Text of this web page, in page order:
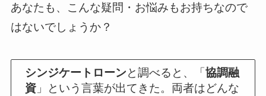
あなたも、こんな疑問・お悩みもお持ちなので
はないでしょうか？
シンジケートローンと調べると、「協調融
資 」という言葉が出てきた。両者はどんな